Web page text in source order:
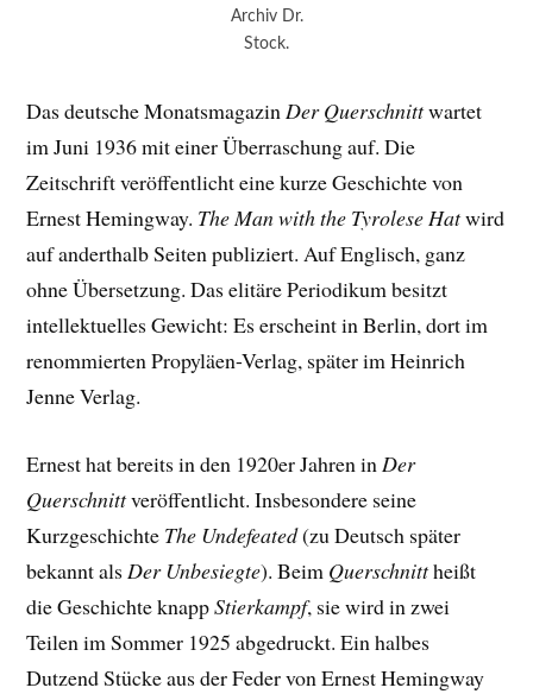
Archiv Dr.
Stock.
Das deutsche MonatsmagazinDer Querschnittwartet
im Juni 1936 mit einer Überraschung auf. Die
Zeitschrift veröffentlicht eine kurze Geschichte von
Ernest Hemingway. The Man with the Tyrolese Hatwird
auf anderthalb Seiten publiziert. Auf Englisch, ganz
ohne Übersetzung. Das elitäre Periodikum besitzt
intellektuelles Gewicht: Es erscheint in Berlin, dort im
renommierten Propyläen-Verlag, später im Heinrich
Jenne Verlag.
Ernest hat bereits in den 1920er Jahren inDer
Querschnittveröffentlicht. Insbesondere seine
Kurzgeschichte The Undefeated(zu Deutsch später
bekannt alsDer Unbesiegte). Beim Querschnittheißt
die Geschichte knappStierkampf, sie wird in zwei
Teilen im Sommer 1925 abgedruckt. Ein halbes
Dutzend Stücke aus der Feder von Ernest Hemingway